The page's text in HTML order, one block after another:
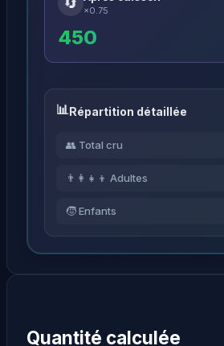
×0.75
450
Répartition détaillée
👥 Total cru
👨‍👩‍👧‍👦 Adultes
🧒 Enfants
Quantité calculée